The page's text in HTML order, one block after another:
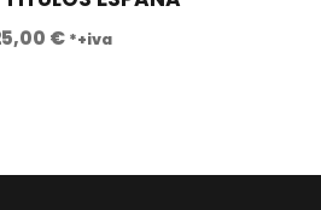
€ *+iva